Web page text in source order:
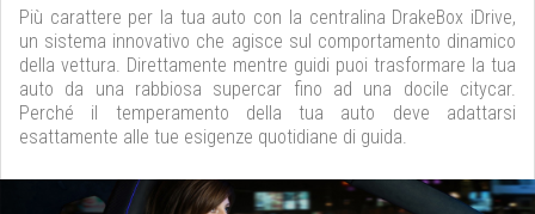
Più carattere per la tua auto con la centralina DrakeBox iDrive,
un sistema innovativo che agisce sul comportamento dinamico
della vettura. Direttamente mentre guidi puoi trasformare la tua
auto da una rabbiosa supercar fino ad una docile citycar.
Perché il temperamento della tua auto deve adattarsi
esattamente alle tue esigenze quotidiane di guida.